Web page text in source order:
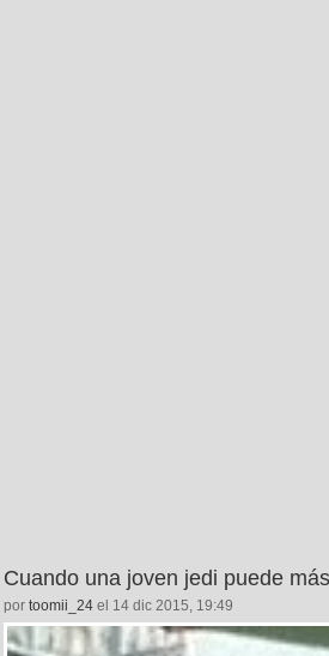
Cuando una joven jedi puede
por toomii_24 el 14 dic 2015, 19:49